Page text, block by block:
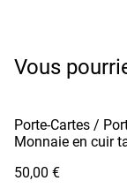
Vous
Porte-Cartes /
Monnaie en cuir
50,00 €